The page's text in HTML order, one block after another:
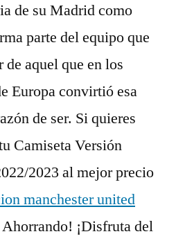
de su Madrid como
parte del equipo que
de aquel que en los
Europa convirtió esa
de ser. Si quieres
Camiseta Versión
2023 al mejor precio
manchester united
Ahorrando! ¡Disfruta del